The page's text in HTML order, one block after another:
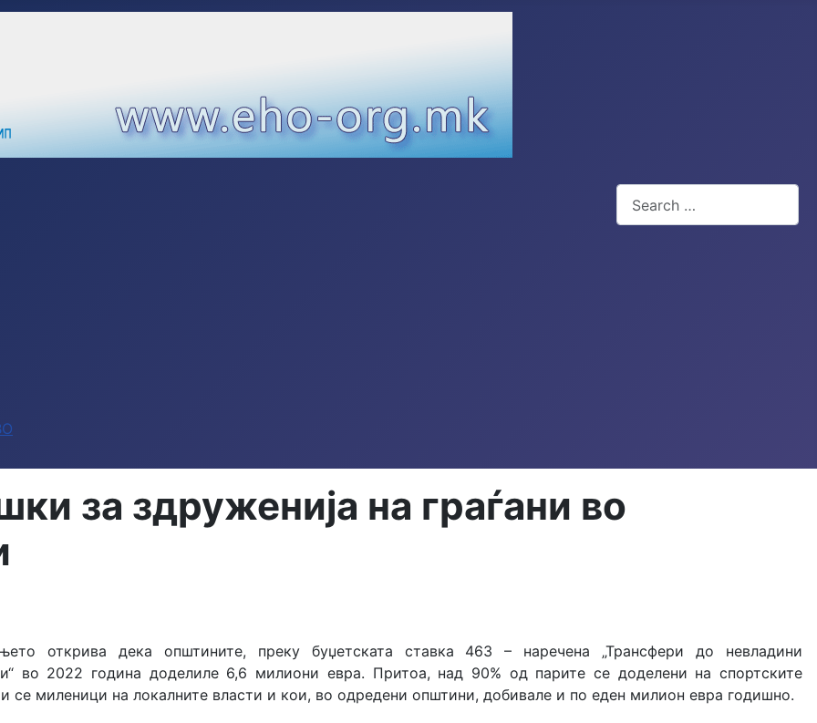
за здруженија на граѓани во
открива дека општините, преку буџетската ставка 463 – наречена „Трансфери до невладини
во 2022 година доделиле 6,6 милиони евра. Притоа, над 90% од парите се доделени на спортските
се миленици на локалните власти и кои, во одредени општини, добивале и по еден милион евра годишно.